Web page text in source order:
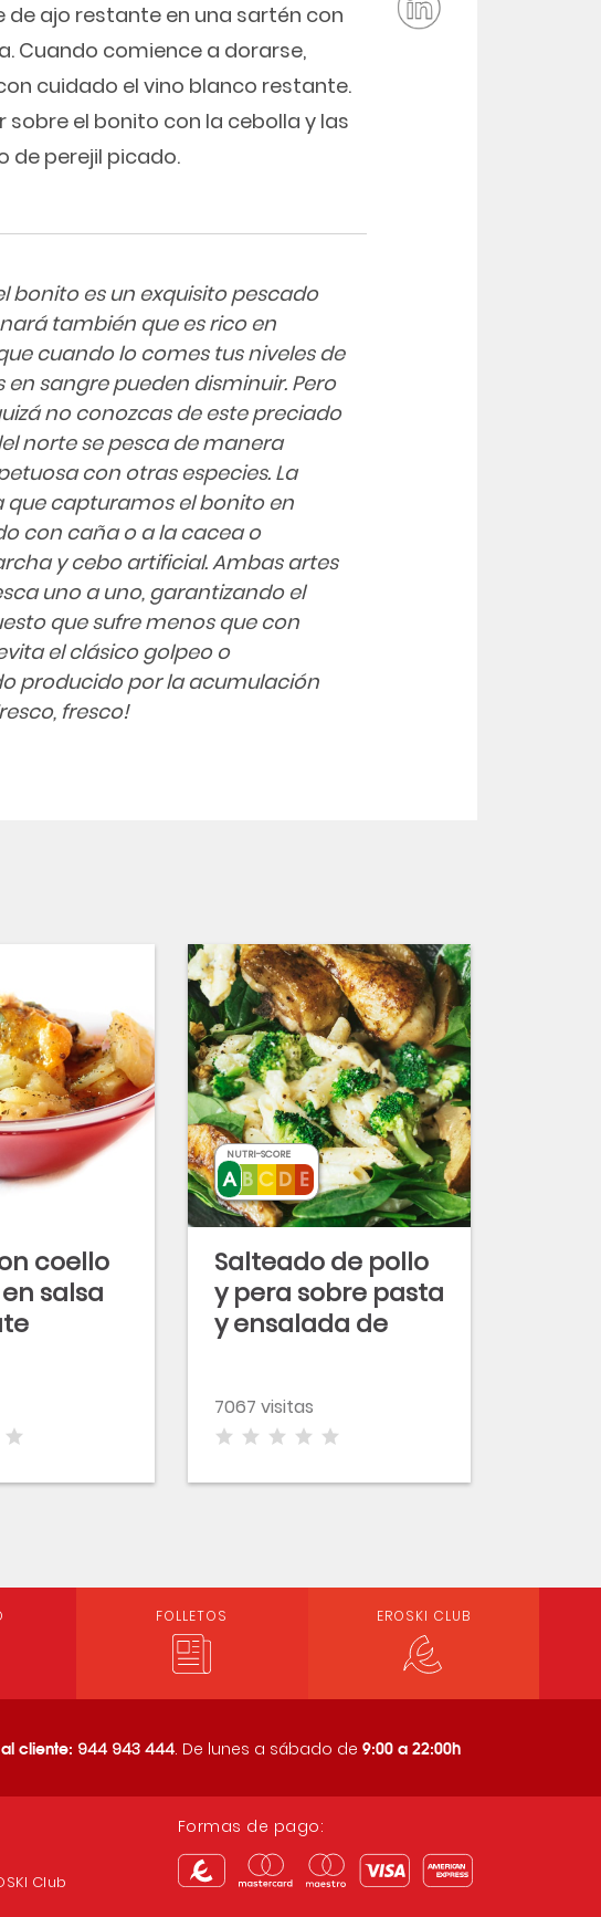
ajo restante en una sartén con
Cuando comience a dorarse,
cuidado el vino blanco restante.
el bonito con la cebolla y las
de perejil picado.
bonito es un exquisito pescado
también que es rico en
cuando lo comes tus niveles de
sangre pueden disminuir. Pero
no conozcas de este preciado
norte se pesca de manera
con otras especies. La
capturamos el bonito en
con caña o a la cacea o
y cebo artificial. Ambas artes
uno a uno, garantizando el
que sufre menos que con
el clásico golpeo o
producido por la acumulación
fresco!
coello
salsa
Salteado de pollo
y pera sobre pasta
y ensalada de
7067 visitas
NUTRI-SCORE
FOLLETOS EROSKI CLUB
cliente: 944 943 444. De lunes a sábado de 9:00 a 22:00h
Club
Formas de pago: